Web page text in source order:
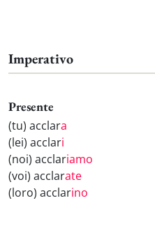
Imperativo
Presente
(tu) acclara
(lei) acclari
(noi) acclariamo
(voi) acclarate
(loro) acclarino